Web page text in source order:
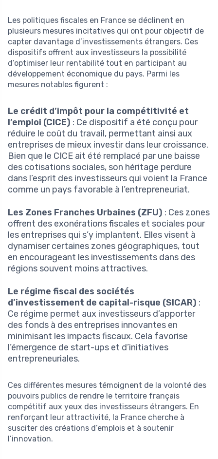
Les politiques fiscales en France se déclinent en
plusieurs mesures incitatives qui ont pour objectif de
capter davantage d’investissements étrangers. Ces
dispositifs offrent aux investisseurs la possibilité
d’optimiser leur rentabilité tout en participant au
développement économique du pays. Parmi les
mesures notables figurent :
Le crédit d’impôt pour la compétitivité et
l’emploi (CICE) : Ce dispositif a été conçu pour
réduire le coût du travail, permettant ainsi aux
entreprises de mieux investir dans leur croissance.
Bien que le CICE ait été remplacé par une baisse
des cotisations sociales, son héritage perdure
dans l’esprit des investisseurs qui voient la France
comme un pays favorable à l’entrepreneuriat.
Les Zones Franches Urbaines (ZFU) : Ces zones
offrent des exonérations fiscales et sociales pour
les entreprises qui s’y implantent. Elles visent à
dynamiser certaines zones géographiques, tout
en encourageant les investissements dans des
régions souvent moins attractives.
Le régime fiscal des sociétés
d’investissement de capital-risque (SICAR) :
Ce régime permet aux investisseurs d’apporter
des fonds à des entreprises innovantes en
minimisant les impacts fiscaux. Cela favorise
l’émergence de start-ups et d’initiatives
entrepreneuriales.
Ces différentes mesures témoignent de la volonté des
pouvoirs publics de rendre le territoire français
compétitif aux yeux des investisseurs étrangers. En
renforçant leur attractivité, la France cherche à
susciter des créations d’emplois et à soutenir
l’innovation.